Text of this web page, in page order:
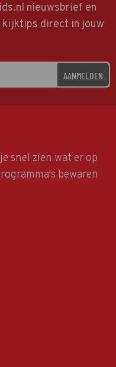
nieuwsbrief en
kijktips direct in jouw
AANMELDEN
snel zien wat er op
bewaren